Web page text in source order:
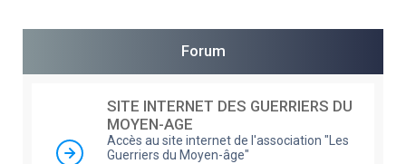
Forum
SITE INTERNET DES GUERRIERS DU
MOYEN-AGE
Accès au site internet de l'association "Les
Guerriers du Moyen-âge"